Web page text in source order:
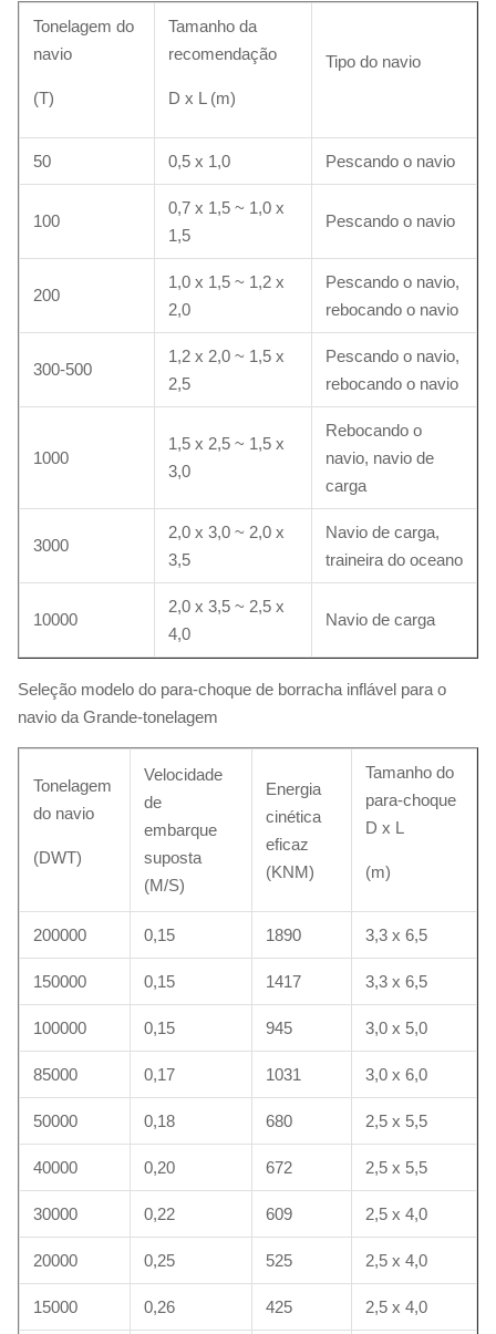
Tonelagem do
navio
(T)
Tamanho da
recomendação
D x L (m)
Tipo do navio
50 0,5 x 1,0 Pescando o navio
100
0,7 x 1,5 ~ 1,0 x
1,5
Pescando o navio
200
1,0 x 1,5 ~ 1,2 x
2,0
Pescando o navio,
rebocando o navio
300-500
1,2 x 2,0 ~ 1,5 x
2,5
Pescando o navio,
rebocando o navio
1000
1,5 x 2,5 ~ 1,5 x
3,0
Rebocando o
navio, navio de
carga
3000
2,0 x 3,0 ~ 2,0 x
3,5
Navio de carga,
traineira do oceano
10000
2,0 x 3,5 ~ 2,5 x
4,0
Navio de carga
Seleção modelo do para-choque de borracha inflável para o
navio da Grande-tonelagem
Tonelagem
do navio
(DWT)
Velocidade
de
embarque
suposta
(M/S)
Energia
cinética
eficaz
(KNM)
Tamanho do
para-choque
D x L
(m)
200000 0,15 1890 3,3 x 6,5
150000 0,15 1417 3,3 x 6,5
100000 0,15 945 3,0 x 5,0
85000 0,17 1031 3,0 x 6,0
50000 0,18 680 2,5 x 5,5
40000 0,20 672 2,5 x 5,5
30000 0,22 609 2,5 x 4,0
20000 0,25 525 2,5 x 4,0
15000 0,26 425 2,5 x 4,0